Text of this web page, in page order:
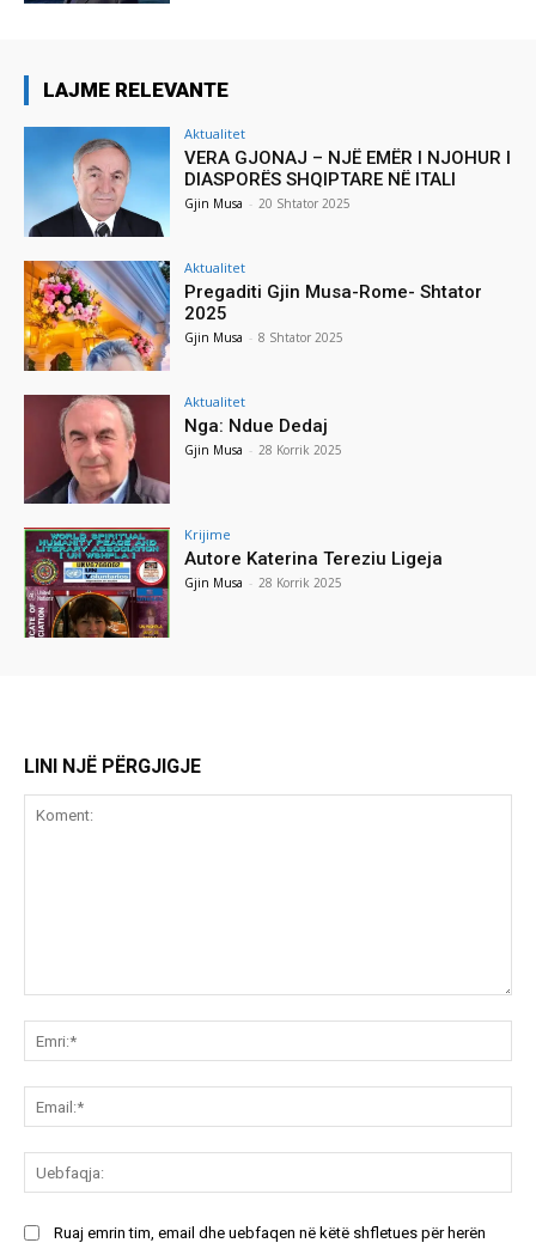
LAJME RELEVANTE
Aktualitet
VERA GJONAJ – NJË EMËR I NJOHUR I
DIASPORËS SHQIPTARE NË ITALI
Gjin Musa - 20 Shtator 2025
Aktualitet
Pregaditi Gjin Musa-Rome- Shtator
2025
Gjin Musa - 8 Shtator 2025
Aktualitet
Nga: Ndue Dedaj
Gjin Musa - 28 Korrik 2025
Krijime
Autore Katerina Tereziu Ligeja
Gjin Musa - 28 Korrik 2025
LINI NJË PËRGJIGJE
Ruaj emrin tim, email dhe uebfaqen në këtë shfletues për herën